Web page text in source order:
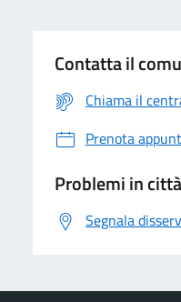
Contatta il
Chiama il
Prenota
Problemi in città
Segnala